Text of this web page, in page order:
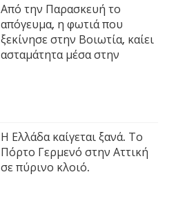
Από την Παρασκευή το
απόγευμα, η φωτιά που
ξεκίνησε στην Βοιωτία, καίει
ασταμάτητα μέσα στην
Η Ελλάδα καίγεται ξανά. Το
Πόρτο Γερμενό στην Αττική
σε πύρινο κλοιό.